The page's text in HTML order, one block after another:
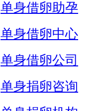
单身借卵助孕
单身借卵中心
单身借卵公司
单身捐卵咨询